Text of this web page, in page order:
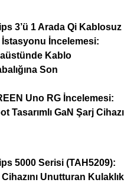
3’ü 1 Arada Qi Kablosuz
İstasyonu İncelemesi:
Kablo
Son
Uno RG İncelemesi:
Tasarımlı GaN Şarj Cihazı
5000 Serisi (TAH5209):
Unutturan Kulaklık